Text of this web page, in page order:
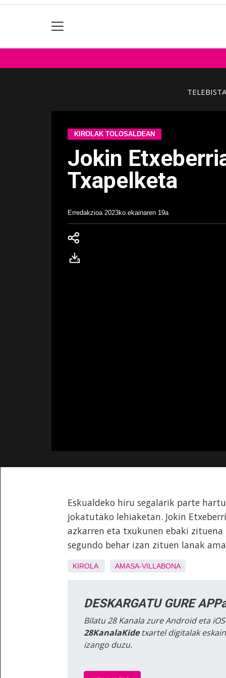
TELEBISTA
KIROLAK TOLOSALDEAN
Jokin
Txapelketa
Erredakzioa 2023ko ekainaren 19a
Eskualdeko hiru segalarik parte
jokatutako lehiaketan. Jokin
azkarren eta txukunen ebaki
segundo behar izan zituen lanak
KIROLA AMASA-VILLABONA
DESKARGATU GURE
Bilatu 28 Kanala zure Android eta
28KanalaKidetxartel digitalak
izango duzu.